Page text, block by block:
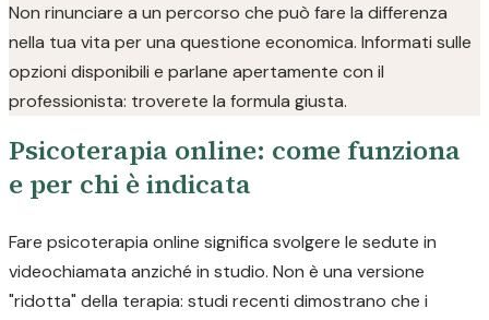
Non rinunciare a un percorso che può fare la differenza
nella tua vita per una questione economica. Informati sulle
opzioni disponibili e parlane apertamente con il
professionista: troverete la formula giusta.
Psicoterapia online: come funziona
e per chi è indicata
Fare psicoterapia online significa svolgere le sedute in
videochiamata anziché in studio. Non è una versione
"ridotta" della terapia: studi recenti dimostrano che i